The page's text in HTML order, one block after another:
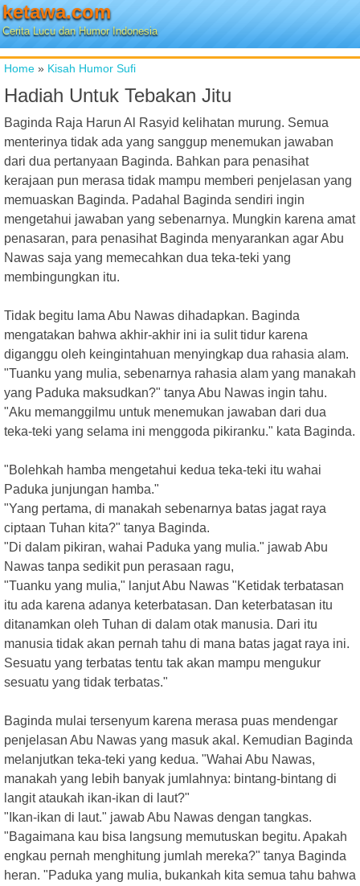
ketawa.com
Cerita Lucu dan Humor Indonesia
Home » Kisah Humor Sufi
Hadiah Untuk Tebakan Jitu
Baginda Raja Harun Al Rasyid kelihatan murung. Semua
menterinya tidak ada yang sanggup menemukan jawaban
dari dua pertanyaan Baginda. Bahkan para penasihat
kerajaan pun merasa tidak mampu memberi penjelasan yang
memuaskan Baginda. Padahal Baginda sendiri ingin
mengetahui jawaban yang sebenarnya. Mungkin karena amat
penasaran, para penasihat Baginda menyarankan agar Abu
Nawas saja yang memecahkan dua teka-teki yang
membingungkan itu.
Tidak begitu lama Abu Nawas dihadapkan. Baginda
mengatakan bahwa akhir-akhir ini ia sulit tidur karena
diganggu oleh keingintahuan menyingkap dua rahasia alam.
"Tuanku yang mulia, sebenarnya rahasia alam yang manakah
yang Paduka maksudkan?" tanya Abu Nawas ingin tahu.
"Aku memanggilmu untuk menemukan jawaban dari dua
teka-teki yang selama ini menggoda pikiranku." kata Baginda.
"Bolehkah hamba mengetahui kedua teka-teki itu wahai
Paduka junjungan hamba."
"Yang pertama, di manakah sebenarnya batas jagat raya
ciptaan Tuhan kita?" tanya Baginda.
"Di dalam pikiran, wahai Paduka yang mulia." jawab Abu
Nawas tanpa sedikit pun perasaan ragu,
"Tuanku yang mulia," lanjut Abu Nawas "Ketidak terbatasan
itu ada karena adanya keterbatasan. Dan keterbatasan itu
ditanamkan oleh Tuhan di dalam otak manusia. Dari itu
manusia tidak akan pernah tahu di mana batas jagat raya ini.
Sesuatu yang terbatas tentu tak akan mampu mengukur
sesuatu yang tidak terbatas."
Baginda mulai tersenyum karena merasa puas mendengar
penjelasan Abu Nawas yang masuk akal. Kemudian Baginda
melanjutkan teka-teki yang kedua. "Wahai Abu Nawas,
manakah yang lebih banyak jumlahnya: bintang-bintang di
langit ataukah ikan-ikan di laut?"
"Ikan-ikan di laut." jawab Abu Nawas dengan tangkas.
"Bagaimana kau bisa langsung memutuskan begitu. Apakah
engkau pernah menghitung jumlah mereka?" tanya Baginda
heran. "Paduka yang mulia, bukankah kita semua tahu bahwa